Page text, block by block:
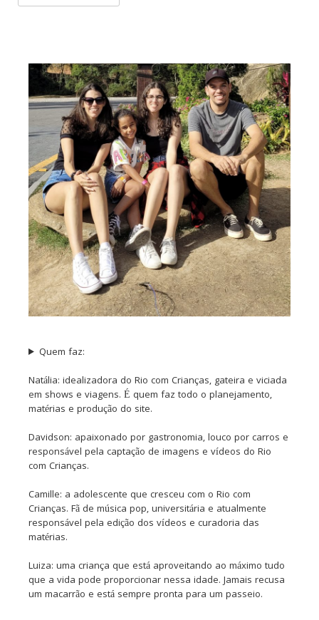
Quem faz:
Natália: idealizadora do Rio com Crianças, gateira e viciada
em shows e viagens. É quem faz todo o planejamento,
matérias e produção do site.
Davidson: apaixonado por gastronomia, louco por carros e
responsável pela captação de imagens e vídeos do Rio
com Crianças.
Camille: a adolescente que cresceu com o Rio com
Crianças. Fã de música pop, universitária e atualmente
responsável pela edição dos vídeos e curadoria das
matérias.
Luiza: uma criança que está aproveitando ao máximo tudo
que a vida pode proporcionar nessa idade. Jamais recusa
um macarrão e está sempre pronta para um passeio.